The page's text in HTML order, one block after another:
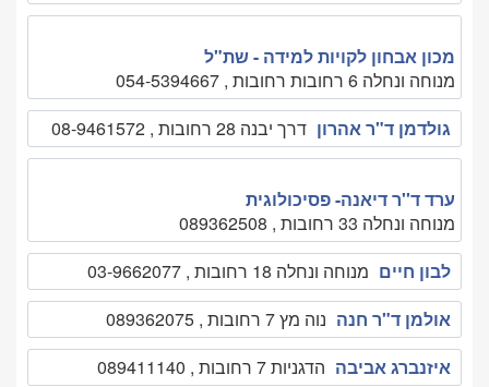
מכון אבחון לקויות למידה - שת"ל
מנוחה ונחלה 6 רחובות רחובות , 054-5394667
גולדמן ד"ר אהרון דרך יבנה 28 רחובות , 08-9461572
ערד ד''ר דיאנה- פסיכולוגית
מנוחה ונחלה 33 רחובות , 089362508
לבון חיים מנוחה ונחלה 18 רחובות , 03-9662077
אולמן ד"ר חנה נוה מץ 7 רחובות , 089362075
איזנברג אביבה הדגניות 7 רחובות , 089411140